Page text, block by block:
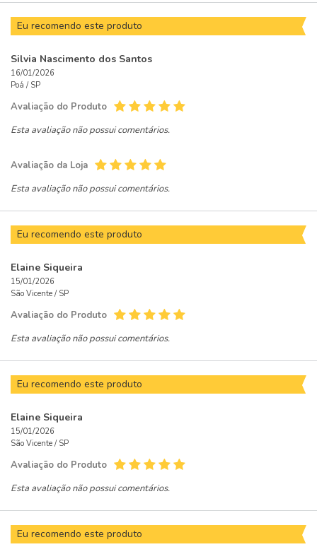
Eu recomendo este produto
Silvia Nascimento dos Santos
16/01/2026
Poá / SP
Avaliação do Produto
Esta avaliação não possui comentários.
Avaliação da Loja
Esta avaliação não possui comentários.
Eu recomendo este produto
Elaine Siqueira
15/01/2026
São Vicente / SP
Avaliação do Produto
Esta avaliação não possui comentários.
Eu recomendo este produto
Elaine Siqueira
15/01/2026
São Vicente / SP
Avaliação do Produto
Esta avaliação não possui comentários.
Eu recomendo este produto